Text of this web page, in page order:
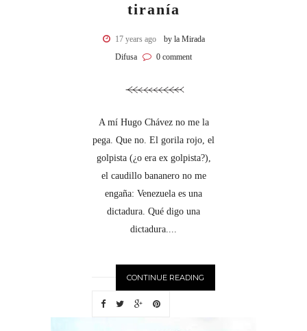
tiranía
17 years ago
by la Mirada
Difusa
0 comment
A mí Hugo Chávez no me la
pega. Que no. El gorila rojo, el
golpista (¿o era ex golpista?),
el caudillo bananero no me
engaña: Venezuela es una
dictadura. Qué digo una
dictadura....
CONTINUE READING